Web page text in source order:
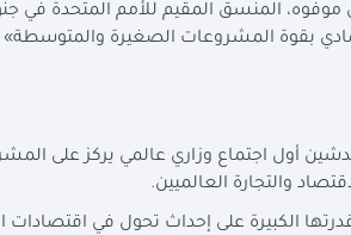
موفوه، المنسق المقيم للأمم المتحدة في
بقوة المشروعات الصغيرة والمتوسطة»
أول اجتماع وزاري عالمي يركز على
والتجارة العالميين.
الكبيرة على إحداث تحول في اقتصادات